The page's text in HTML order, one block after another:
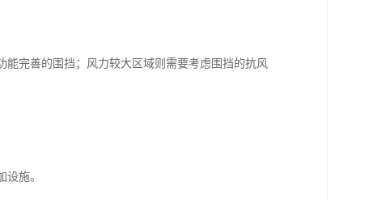
完善的围挡；风力较大区域则需要考虑围挡的抗风
施。